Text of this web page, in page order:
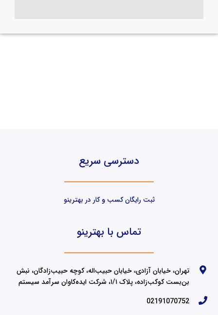
دسترسی سریع
ثبت رایگان کسب و کار در بهترینو
تماس با بهترینو
تهران، خیابان آزادی، خیابان حبیب‌اله، کوچه حبیب‌زادگان، نبش
بن‌بست کوکب‌زاده، پلاک ۱/۱، شرکت ایده‌کاوان سرآمد سیستم
02191070752